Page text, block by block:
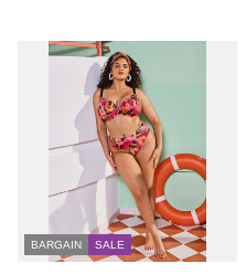
BARGAIN SALE